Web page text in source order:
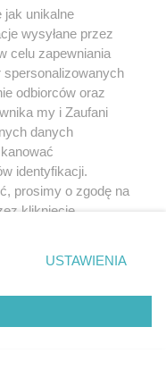
jak unikalne
wysyłane przez
celu zapewniania
odbiorców oraz
my i Zaufani
danych
identyfikacji.
prosimy o zgodę na
kliknięcie
prywatności
strony
zgody
się takiemu
zastosowanie tylko
USTAWIENIA